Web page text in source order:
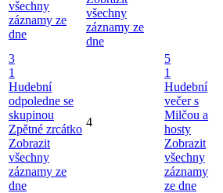
všechny
záznamy ze
dne
všechny
záznamy ze
dne
3
1
Hudební
odpoledne se
skupinou
Zpětné zrcátko
Zobrazit
všechny
záznamy ze
dne
4
5
1
Hudební
večer s
Milčou a
hosty
Zobrazit
všechny
záznamy
ze dne